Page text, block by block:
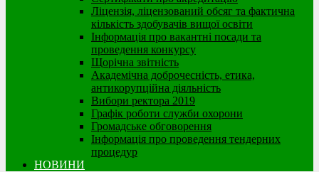
Ліцензія, ліцензований обсяг та фактична
кількість здобувачів вищої освіти
Інформація про вакантні посади та
проведення конкурсу
Щорічна звітність
Академічна доброчесність, етика,
антикорупційна діяльність
Вибори ректора 2019
Графік роботи служби охорони
Громадське обговорення
Інформація про проведення тендерних
процедур
НОВИНИ